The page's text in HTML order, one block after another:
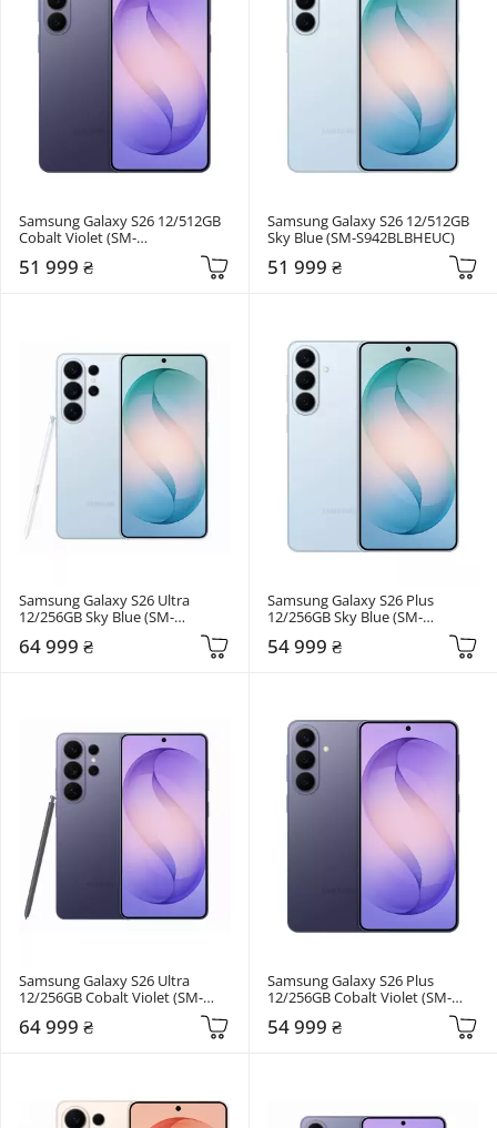
Samsung Galaxy S26 12/512GB
Cobalt Violet (SM-
51 999 ₴
Samsung Galaxy S26 12/512GB
Sky Blue (SM-S942BLBHEUC)
51 999 ₴
Samsung Galaxy S26 Ultra
12/256GB Sky Blue (SM-
64 999 ₴
Samsung Galaxy S26 Plus
12/256GB Sky Blue (SM-
54 999 ₴
Samsung Galaxy S26 Ultra
12/256GB Cobalt Violet (SM-
64 999 ₴
Samsung Galaxy S26 Plus
12/256GB Cobalt Violet (SM-
54 999 ₴